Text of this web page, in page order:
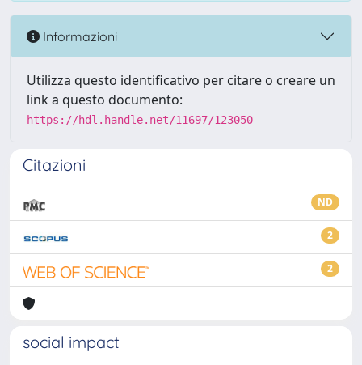
Informazioni
Utilizza questo identificativo per citare o creare un
link a questo documento:
https://hdl.handle.net/11697/123050
Citazioni
ND
2
2
social impact